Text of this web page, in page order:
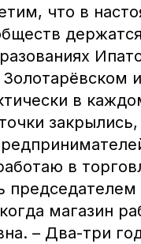
что в
в
в
магазин
– Два-три